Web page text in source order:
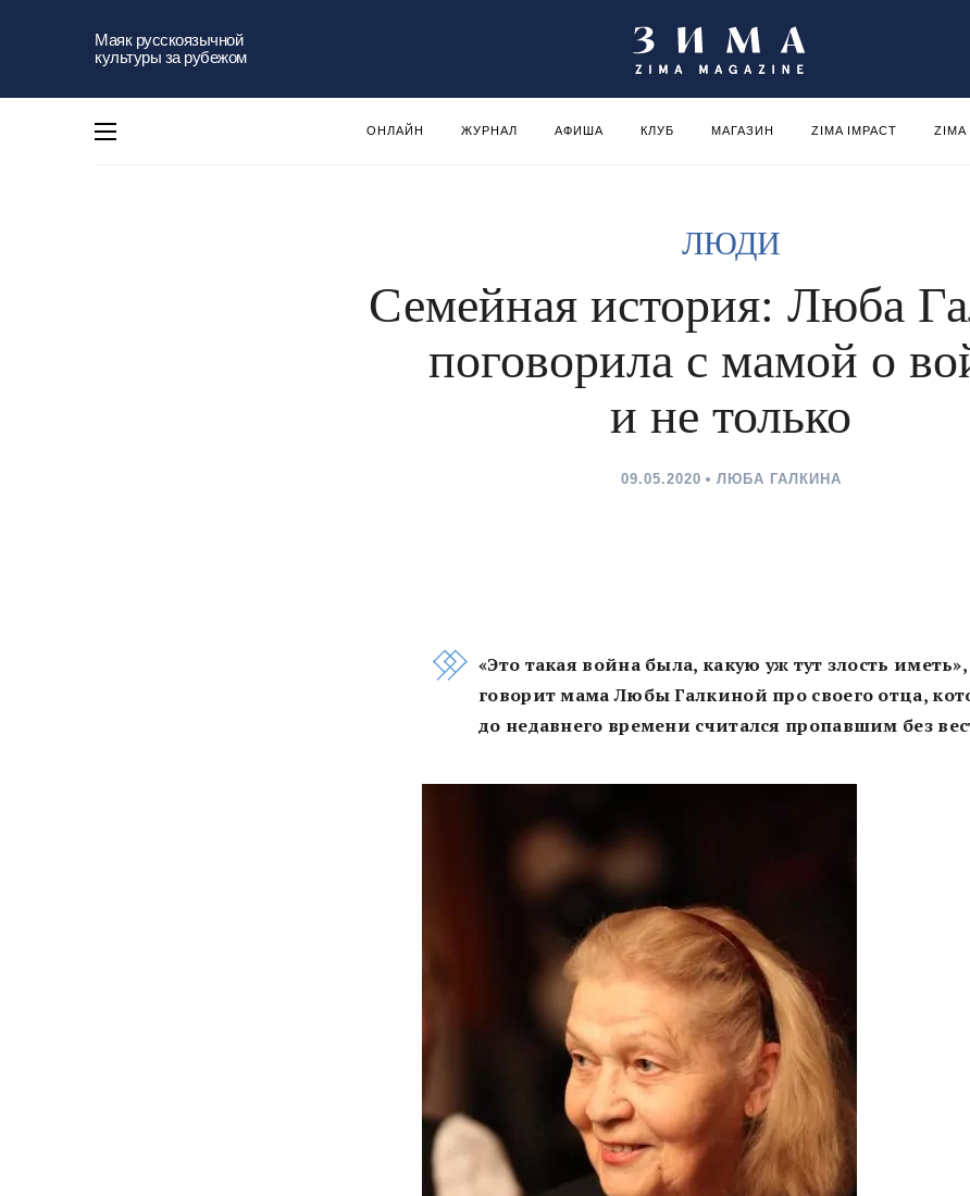
Маяк русскоязычной
культуры за рубежом
ОНЛАЙН ЖУРНАЛ АФИША КЛУБ МАГАЗИН ZIMA IMPACT ZIMA
ЛЮДИ
Семейная история: Люба
поговорила с мамой о
и не только
09.05.2020 ЛЮБА ГАЛКИНА
«Это такая война была, какую уж тут злость
говорит мама Любы Галкиной про своего отца,
до недавнего времени считался пропавшим без